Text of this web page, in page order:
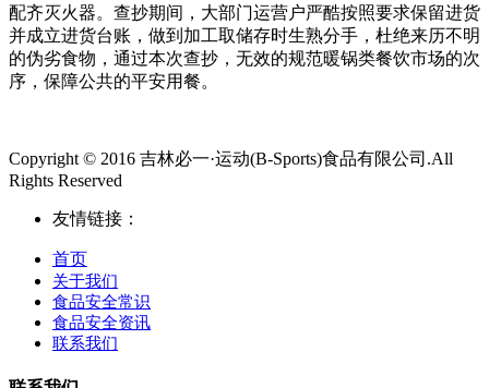
配齐灭火器。查抄期间，大部门运营户严酷按照要求保留进货
并成立进货台账，做到加工取储存时生熟分手，杜绝来历不明
的伪劣食物，通过本次查抄，无效的规范暖锅类餐饮市场的次
序，保障公共的平安用餐。
Copyright © 2016 吉林必一·运动(B-Sports)食品有限公司.All
Rights Reserved
友情链接：
首页
关于我们
食品安全常识
食品安全资讯
联系我们